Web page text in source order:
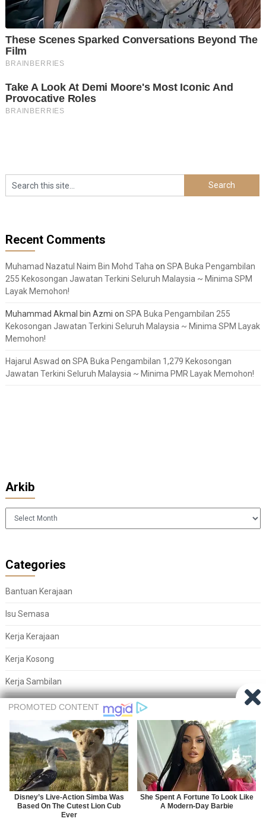
Recent Comments
Muhamad Nazatul Naim Bin Mohd Taha on SPA Buka Pengambilan
255 Kekosongan Jawatan Terkini Seluruh Malaysia ~ Minima SPM
Layak Memohon!
Muhammad Akmal bin Azmi on SPA Buka Pengambilan 255
Kekosongan Jawatan Terkini Seluruh Malaysia ~ Minima SPM Layak
Memohon!
Hajarul Aswad on SPA Buka Pengambilan 1,279 Kekosongan
Jawatan Terkini Seluruh Malaysia ~ Minima PMR Layak Memohon!
Arkib
Arkib
Categories
Bantuan Kerajaan
Isu Semasa
Kerja Kerajaan
Kerja Kosong
Kerja Sambilan
Kerja Swasta
Uncategorized